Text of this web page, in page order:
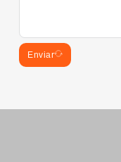
Enviar